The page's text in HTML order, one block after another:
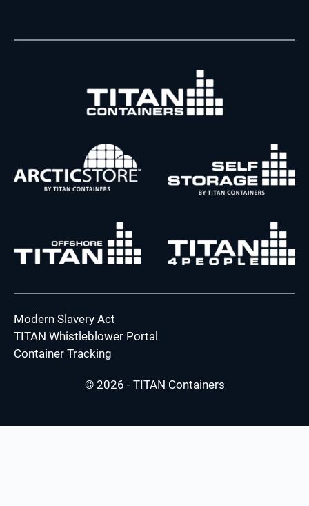
Modern Slavery Act
TITAN Whistleblower Portal
Container Tracking
© 2026 - TITAN Containers